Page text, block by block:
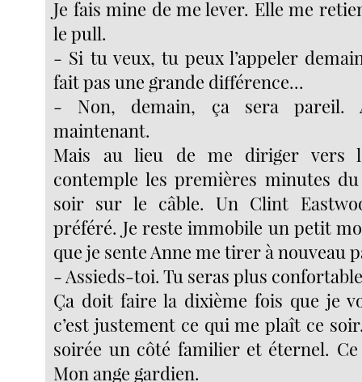
Je fais mine de me lever. Elle me
le pull.
- Si tu veux, tu peux l’appeler
fait pas une grande différence...
- Non, demain, ça sera pareil.
maintenant.
Mais au lieu de me diriger vers
contemple les premières minutes
soir sur le câble. Un Clint
préféré. Je reste immobile un petit
que je sente Anne me tirer à nouveau
- Assieds-toi. Tu seras plus
Ça doit faire la dixième fois que je
c’est justement ce qui me plaît ce
soirée un côté familier et éternel.
Mon ange gardien.